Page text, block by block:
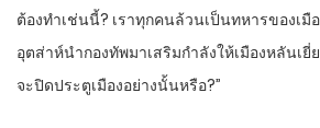
ต้องทำเช่นนี้? เราทุกคนล้วนเป็นทหารของเมื
อุตส่าห์นำกองทัพมาเสริมกำลังให้เมืองหลันเ
จะปิดประตูเมืองอย่างนั้นหรือ?”